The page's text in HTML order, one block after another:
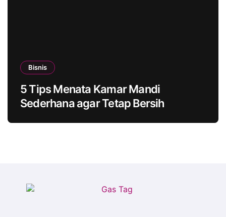
Bisnis
5 Tips Menata Kamar Mandi
Sederhana agar Tetap Bersih